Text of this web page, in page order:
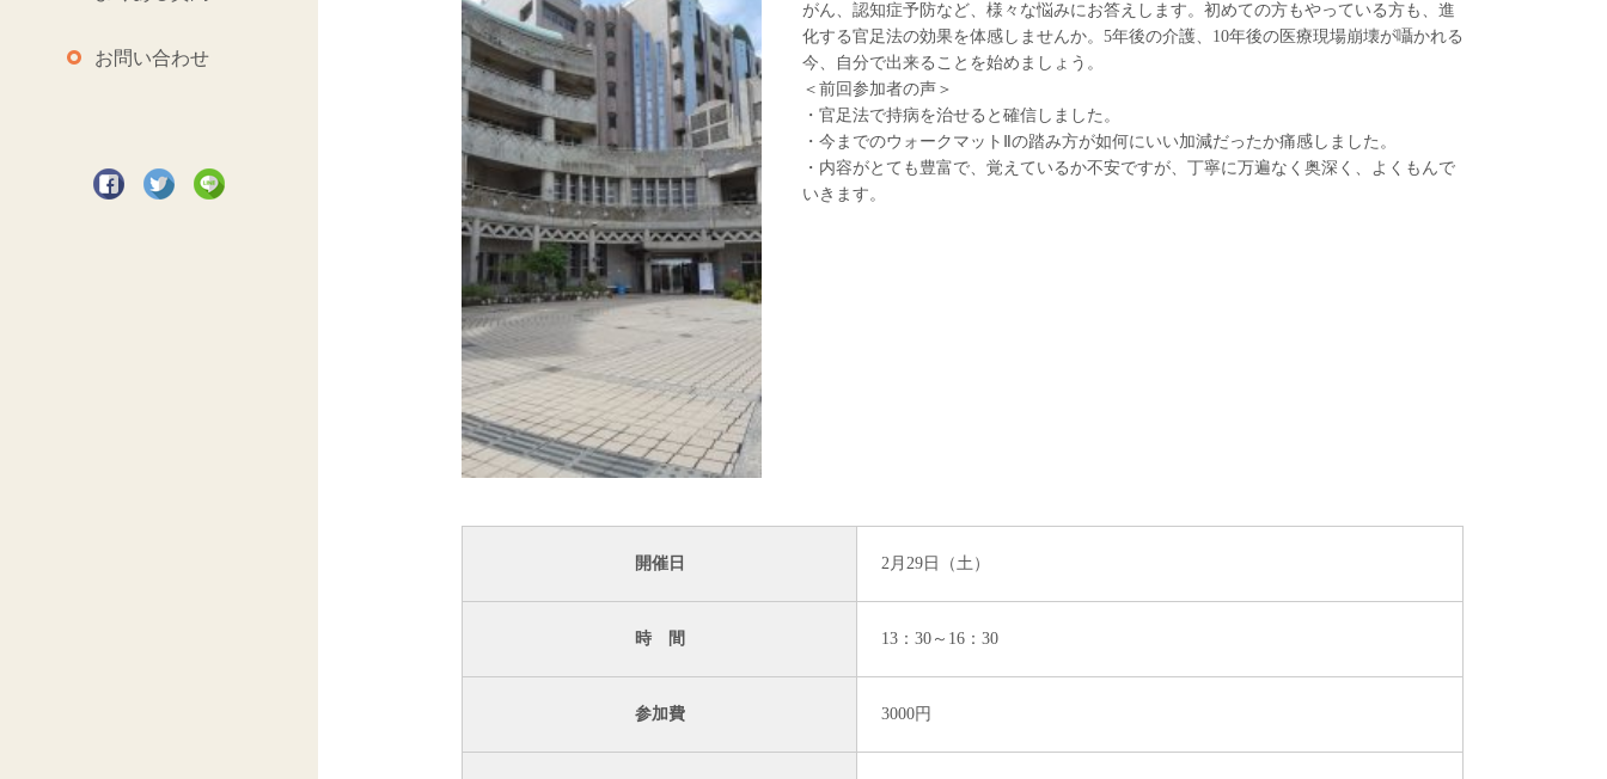
お問い合わせ
がん、認知症予防など、様々な悩みにお答えします。初めての方もやっている方も、進
化する官足法の効果を体感しませんか。5年後の介護、10年後の医療現場崩壊が囁かれる
今、自分で出来ることを始めましょう。
＜前回参加者の声＞
・官足法で持病を治せると確信しました。
・今までのウォークマットⅡの踏み方が如何にいい加減だったか痛感しました。
・内容がとても豊富で、覚えているか不安ですが、丁寧に万遍なく奥深く、よくもんで
いきます。
開催日 2月29日（土）
時 間 13：30～16：30
参加費 3000円